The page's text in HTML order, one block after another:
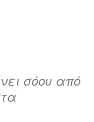
σόου από